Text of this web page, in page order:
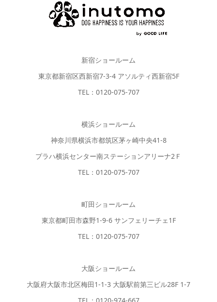
新宿ショールーム
東京都新宿区西新宿7-3-4 アソルティ西新宿5F
TEL：0120-075-707
横浜ショールーム
神奈川県横浜市都筑区茅ヶ崎中央41-8
プラハ横浜センター南ステーションアリーナ2Ｆ
TEL：0120-075-707
町田ショールーム
東京都町田市森野1-9-6 サンフェリーチェ1F
TEL：0120-075-707
大阪ショールーム
大阪府大阪市北区梅田1-1-3 大阪駅前第三ビル28F 1-7